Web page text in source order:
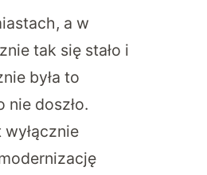
a w
tak się stało i
była to
doszło.